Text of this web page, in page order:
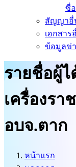
ซื่
สัญญาอื่
เอกสาร
ข้อมูลข่
รายชื่อผู้
เครื่องร
อบจ.ตาก
หน้าแรก